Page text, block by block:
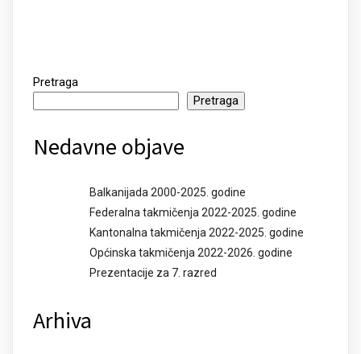
Pretraga
Pretraga
Nedavne objave
Balkanijada 2000-2025. godine
Federalna takmičenja 2022-2025. godine
Kantonalna takmičenja 2022-2025. godine
Općinska takmičenja 2022-2026. godine
Prezentacije za 7. razred
Arhiva